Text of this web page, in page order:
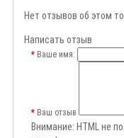
Нет отзывов об этом
Написать отзыв
Ваше имя:
Ваш отзыв
Внимание: HTML не